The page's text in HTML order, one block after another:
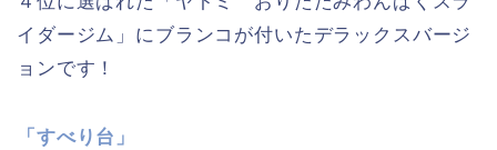
イダージム」にブランコが付いたデラックスバージ
ョンです！
「すべり台」